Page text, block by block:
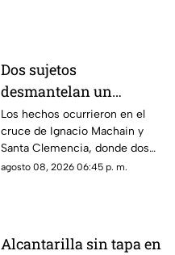
Dos sujetos
desmantelan un
vehículo a plena luz del
día en Guadalajara
Los hechos ocurrieron en el
cruce de Ignacio Machain y
Santa Clemencia, donde dos
sujetos fueron captados
agosto 08, 2026 06:45 p. m.
Alcantarilla sin tapa en